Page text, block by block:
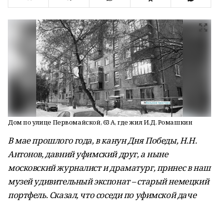
Дом по улице Первомайской, 63 А, где жил И.Д. Ромашкин
В мае прошлого года, в канун Дня Победы, Н.Н.
Антонов, давний уфимский друг, а ныне
московский журналист и драматург, принес в наш
музей удивительный экспонат – старый немецкий
портфель. Сказал, что соседи по уфимской даче